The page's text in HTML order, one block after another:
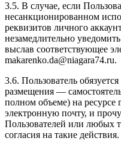
3.5. В случае, если
несанкционированном
реквизитов личного
незамедлительно
выслав соответствующее
makarenko.da@niagara74.ru.
3.6. Пользователь
размещения —
полном объеме) на ресурсе
электронную почту, и
Пользователей или любых
согласия на такие действия.